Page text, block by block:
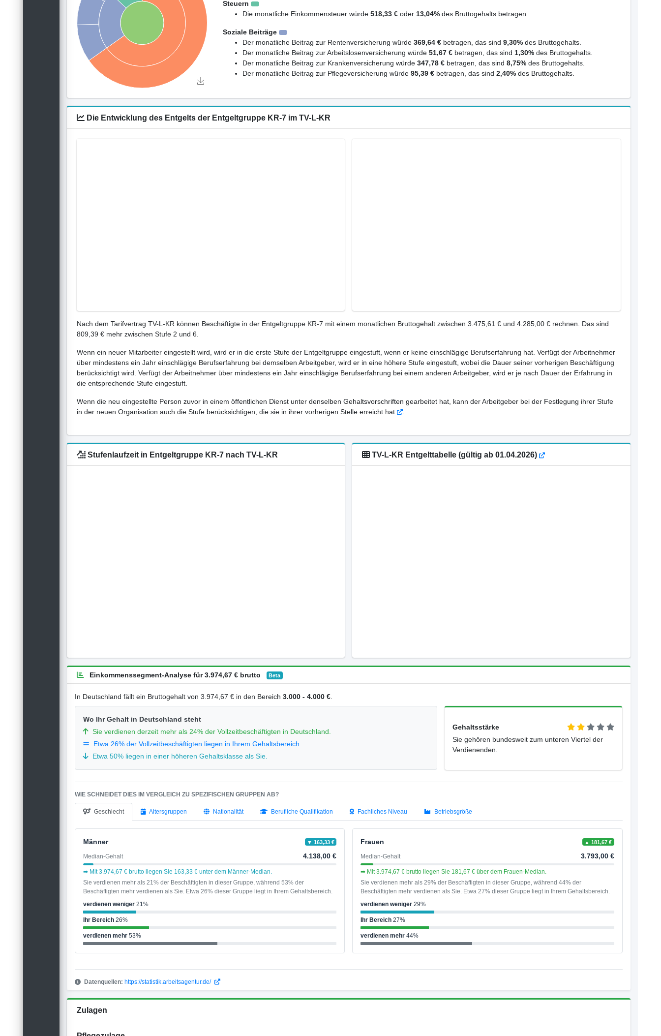
Steuern
Die monatliche Einkommensteuer würde 518,33 €oder 13,04%des Bruttogehalts betragen.
Soziale Beiträge
Der monatliche Beitrag zur Rentenversicherung würde 369,64 €betragen, das sind 9,30%des Bruttogehalts.
Der monatliche Beitrag zur Arbeitslosenversicherung würde 51,67 €betragen, das sind 1,30%des Bruttogehalts.
Der monatliche Beitrag zur Krankenversicherung würde 347,78 €betragen, das sind 8,75%des Bruttogehalts.
Der monatliche Beitrag zur Pflegeversicherung würde 95,39 €betragen, das sind 2,40%des Bruttogehalts.
Die Entwicklung des Entgelts der Entgeltgruppe KR-7 im TV-L-KR
Nach dem Tarifvertrag TV-L-KR können Beschäftigte in der Entgeltgruppe KR-7 mit einem monatlichen Bruttogehalt zwischen 3.475,61 € und 4.285,00 € rechnen. Das sind
809,39 € mehr zwischen Stufe 2 und 6.
Wenn ein neuer Mitarbeiter eingestellt wird, wird er in die erste Stufe der Entgeltgruppe eingestuft, wenn er keine einschlägige Berufserfahrung hat. Verfügt der Arbeitnehmer
über mindestens ein Jahr einschlägige Berufserfahrung bei demselben Arbeitgeber, wird er in eine höhere Stufe eingestuft, wobei die Dauer seiner vorherigen Beschäftigung
berücksichtigt wird. Verfügt der Arbeitnehmer über mindestens ein Jahr einschlägige Berufserfahrung bei einem anderen Arbeitgeber, wird er je nach Dauer der Erfahrung in
die entsprechende Stufe eingestuft.
Wenn die neu eingestellte Person zuvor in einem öffentlichen Dienst unter denselben Gehaltsvorschriften gearbeitet hat, kann der Arbeitgeber bei der Festlegung ihrer Stufe
in der neuen Organisation auch die Stufe berücksichtigen, die sie in ihrer vorherigen Stelle erreicht hat
Stufenlaufzeit in Entgeltgruppe KR-7 nach TV-L-KR TV-L-KR Entgelttabelle (gültig ab 01.04.2026)
Einkommenssegment-Analyse für 3.974,67 € brutto Beta
In Deutschland fällt ein Bruttogehalt von 3.974,67 € in den Bereich3.000 - 4.000 €
Wo Ihr Gehalt in Deutschland steht
Sie verdienen derzeit mehr als 24% der Vollzeitbeschäftigten in Deutschland.
Etwa 26% der Vollzeitbeschäftigten liegen in Ihrem Gehaltsbereich.
Etwa 50% liegen in einer höheren Gehaltsklasse als Sie.
Gehaltsstärke
Sie gehören bundesweit zum unteren Viertel der
Verdienenden.
WIE SCHNEIDET DIES IM VERGLEICH ZU SPEZIFISCHEN GRUPPEN AB?
Geschlecht Altersgruppen Nationalität Berufliche Qualifikation Fachliches Niveau Betriebsgröße
Männer ▼ 163,33 €
Median-Gehalt 4.138,00 €
➡ Mit 3.974,67 € brutto liegen Sie 163,33 € unter dem Männer-Median.
Sie verdienen mehr als 21% der Beschäftigten in dieser Gruppe, während 53% der
Beschäftigten mehr verdienen als Sie. Etwa 26% dieser Gruppe liegt in Ihrem Gehaltsbereich.
verdienen weniger 21%
Ihr Bereich 26%
verdienen mehr 53%
Frauen ▲ 181,67 €
Median-Gehalt 3.793,00 €
➡ Mit 3.974,67 € brutto liegen Sie 181,67 € über dem Frauen-Median.
Sie verdienen mehr als 29% der Beschäftigten in dieser Gruppe, während 44% der
Beschäftigten mehr verdienen als Sie. Etwa 27% dieser Gruppe liegt in Ihrem Gehaltsbereich.
verdienen weniger 29%
Ihr Bereich 27%
verdienen mehr 44%
Datenquellen: https://statistik.arbeitsagentur.de/
Zulagen